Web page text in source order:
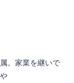
。家業を継いで